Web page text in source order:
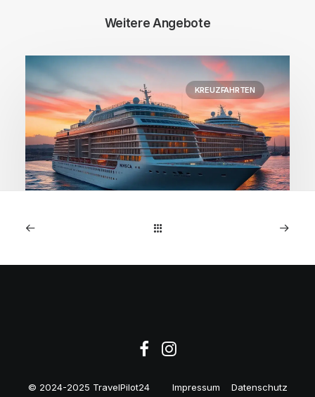
Weitere Angebote
KREUZFAHRTEN
1. Januar 2026
© 2024-2025 TravelPilot24 Impressum Datenschutz